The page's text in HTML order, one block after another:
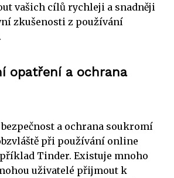
vašich cílů rychleji a snadněji
zkušenosti z používání
opatření a ochrana
bezpečnost a ochrana soukromí
při používání online
Tinder. Existuje mnoho
uživatelé přijmout k